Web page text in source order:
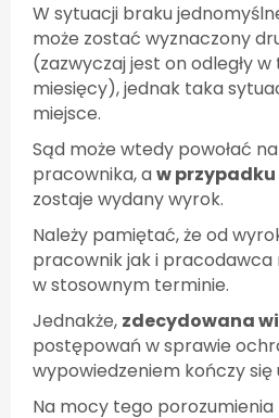
W sytuacji braku
może zostać wyznaczony
(zazwyczaj jest on odległy
miesięcy), jednak taka
miejsce.
Sąd może wtedy powołać
pracownika, aw
zostaje wydany wyrok.
Należy pamiętać, że od
pracownik jak i pracodawca
w stosownym terminie.
Jednakże, zdecydowana
postępowań w sprawie
wypowiedzeniem kończy się
Na mocy tego porozumienia